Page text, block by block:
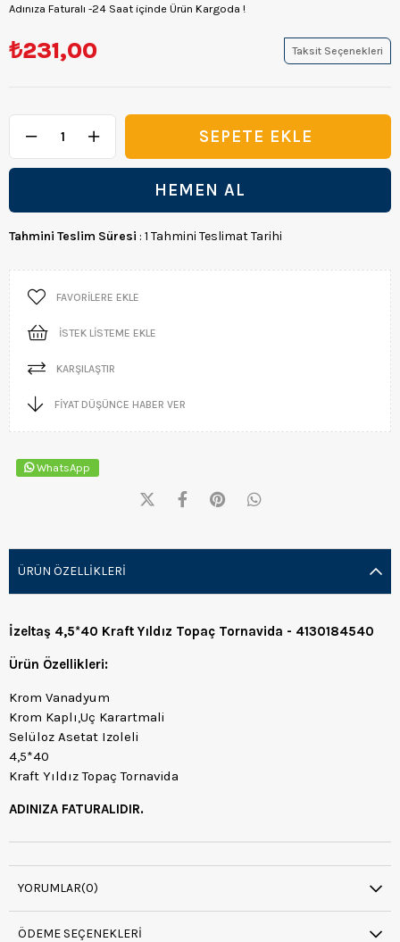
Adınıza Faturalı -24 Saat içinde Ürün Kargoda !
₺231,00 Taksit Seçenekleri
Tahmini Teslim Süresi : 1 Tahmini Teslimat Tarihi
FAVORILERE EKLE
İSTEK LISTEME EKLE
KARŞILAŞTIR
FIYAT DÜŞÜNCE HABER VER
WhatsApp
ÜRÜN ÖZELLIKLERI
İzeltaş 4,5*40 Kraft Yıldız Topaç Tornavida - 4130184540
Ürün Özellikleri:
Krom Vanadyum
Krom Kaplı,Uç Karartmali
Selüloz Asetat Izoleli
4,5*40
Kraft Yıldız Topaç Tornavida
ADINIZA FATURALIDIR.
YORUMLAR(0)
ÖDEME SEÇENEKLERI